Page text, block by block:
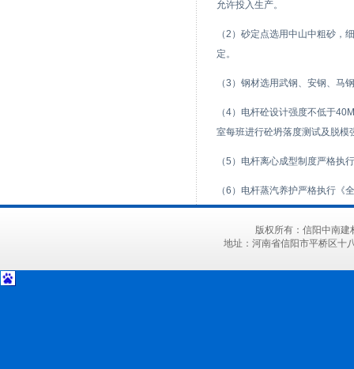
允许投入生产。
（2）砂定点选用中山中粗砂
定。
（3）钢材选用武钢、安钢、马
（4）电杆砼设计强度不低于
室每班进行砼坍落度测试及脱
（5）电杆离心成型制度严格执
（6）电杆蒸汽养护严格执行《
版权所有：信阳中南
地址：河南省信阳市平桥区